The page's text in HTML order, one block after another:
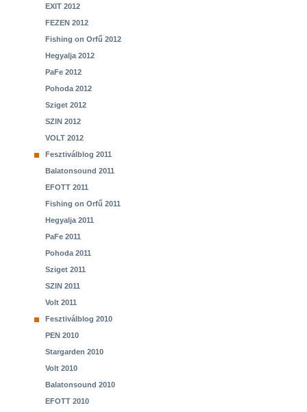
EXIT 2012
FEZEN 2012
Fishing on Orfű 2012
Hegyalja 2012
PaFe 2012
Pohoda 2012
Sziget 2012
SZIN 2012
VOLT 2012
Fesztiválblog 2011
Balatonsound 2011
EFOTT 2011
Fishing on Orfű 2011
Hegyalja 2011
PaFe 2011
Pohoda 2011
Sziget 2011
SZIN 2011
Volt 2011
Fesztiválblog 2010
PEN 2010
Stargarden 2010
Volt 2010
Balatonsound 2010
EFOTT 2010